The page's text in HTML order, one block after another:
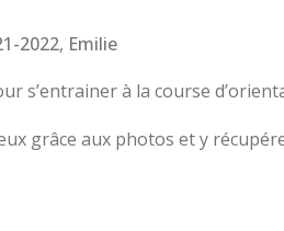
2022, Emilie
s’entrainer à la course
grâce aux photos et y